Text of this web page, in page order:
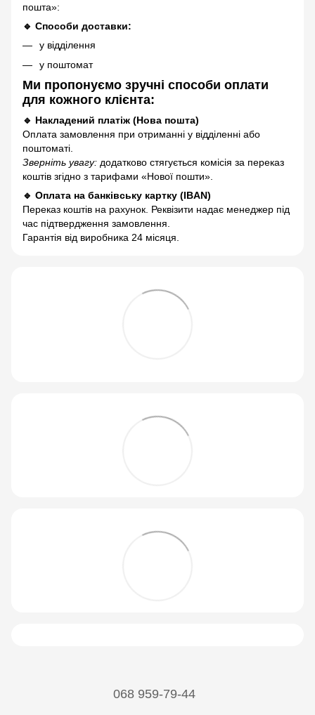
пошта»:
🔹 Способи доставки:
у відділення
у поштомат
Ми пропонуємо зручні способи оплати
для кожного клієнта:
🔹 Накладений платіж (Нова пошта)
Оплата замовлення при отриманні у відділенні або
поштоматі.
Зверніть увагу: додатково стягується комісія за переказ
коштів згідно з тарифами «Нової пошти».
🔹 Оплата на банківську картку (IBAN)
Переказ коштів на рахунок. Реквізити надає менеджер під
час підтвердження замовлення.
Гарантія від виробника 24 місяця.
068 959-79-44